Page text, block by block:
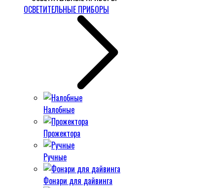
ОСВЕТИТЕЛЬНЫЕ ПРИБОРЫ
Налобные
Прожектора
Ручные
Фонари для дайвинга